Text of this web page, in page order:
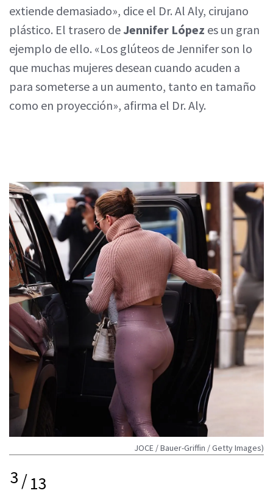
extiende demasiado», dice el Dr. Al Aly, cirujano
plástico. El trasero deJennifer López es un gran
ejemplo de ello. «Los glúteos de Jennifer son lo
que muchas mujeres desean cuando acuden a
para someterse a un aumento, tanto en tamaño
como en proyección», afirma el Dr. Aly.
JOCE / Bauer-Griffin / Getty Images)
3/13